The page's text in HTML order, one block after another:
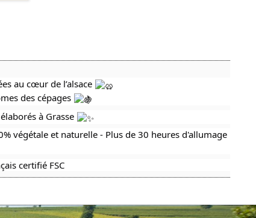
au cœur de l’alsace
des cépages
à Grasse
végétale et naturelle - Plus de 30 heures d'allumage
certifié FSC